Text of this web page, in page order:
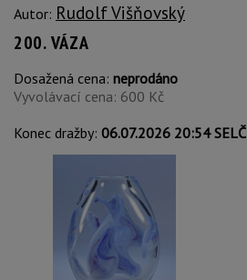
Autor: Rudolf Višňovský
200. VÁZA
Dosažená cena: neprodáno
Vyvolávací cena: 600 Kč
Konec dražby: 06.07.2026 20:54 SELČ